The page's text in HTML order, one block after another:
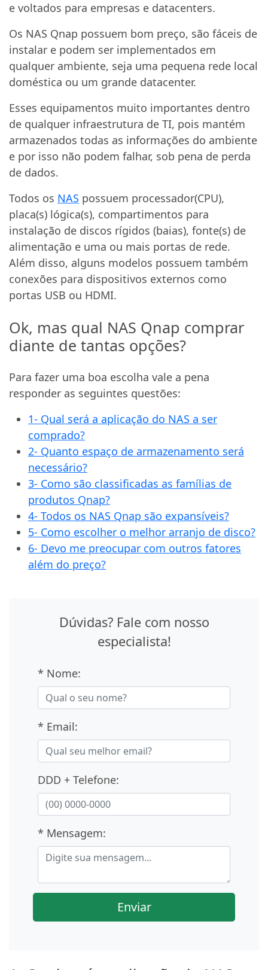
e voltados para empresas e datacenters.
Os NAS Qnap possuem bom preço, são fáceis de
instalar e podem ser implementados em
qualquer ambiente, seja uma pequena rede local
doméstica ou um grande datacenter.
Esses equipamentos muito importantes dentro
de qualquer infraestrutura de TI, pois mantém
armazenados todas as informações do ambiente
e por isso não podem falhar, sob pena de perda
de dados.
Todos os NAS possuem processador(CPU),
placa(s) lógica(s), compartimentos para
instalação de discos rígidos (baias), fonte(s) de
alimentação e uma ou mais portas de rede.
Além disso, alguns modelos possuem também
conexões para dispositivos externos como
portas USB ou HDMI.
Ok, mas qual NAS Qnap comprar
diante de tantas opções?
Para fazer uma boa escolha vale a pena
responder as seguintes questões:
1- Qual será a aplicação do NAS a ser
comprado?
2- Quanto espaço de armazenamento será
necessário?
3- Como são classificadas as famílias de
produtos Qnap?
4- Todos os NAS Qnap são expansíveis?
5- Como escolher o melhor arranjo de disco?
6- Devo me preocupar com outros fatores
além do preço?
Dúvidas? Fale com nosso
especialista!
* Nome:
* Email:
DDD + Telefone:
* Mensagem:
Enviar